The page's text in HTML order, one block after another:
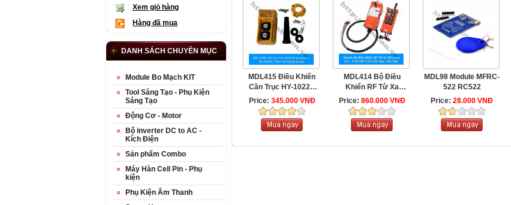
MDL415 Điều Khiển
Cần Trục HY-1022B
Hanyoungnux 6A
250VAC 2 ...
Price: 345.000 VNĐ
MDL414 Bộ Điều
Khiển RF Từ Xa
Telecrane F21 – ...
Price: 860.000 VNĐ
MDL98 Module MFRC-
522 RC522
Price: 28.000 VNĐ
Xem giỏ hàng
Hàng đã mua
DANH SÁCH CHUYÊN MỤC
Module Bo Mạch KIT
Tool Sáng Tạo - Phụ Kiện
Sáng Tạo
Động Cơ - Motor
Bộ inverter DC to AC -
Kích Điện
Sản phẩm Combo
Máy Hàn Cell Pin - Phụ
kiện
Phụ Kiện Âm Thanh